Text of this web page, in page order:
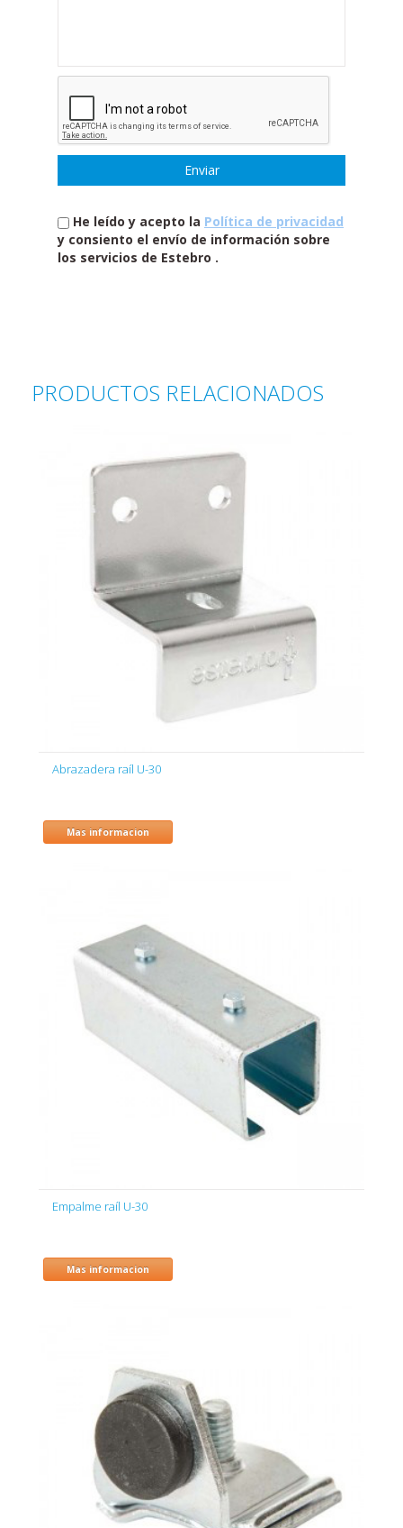
He leído y acepto la Política de privacidad
y consiento el envío de información sobre
los servicios de Estebro .
PRODUCTOS RELACIONADOS
Abrazadera raíl U-30
Mas informacion
Empalme raíl U-30
Mas informacion